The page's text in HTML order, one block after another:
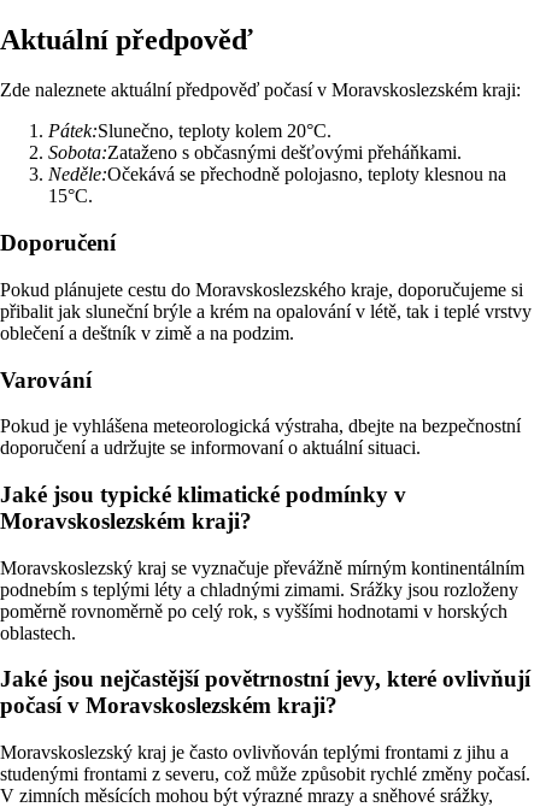
Aktuální předpověď
Zde naleznete aktuální předpověď počasí v Moravskoslezském kraji:
Pátek:Slunečno, teploty kolem 20°C.
Sobota:Zataženo s občasnými dešťovými přeháňkami.
Neděle:Očekává se přechodně polojasno, teploty klesnou na
15°C.
Doporučení
Pokud plánujete cestu do Moravskoslezského kraje, doporučujeme si
přibalit jak sluneční brýle a krém na opalování v létě, tak i teplé vrstvy
oblečení a deštník v zimě a na podzim.
Varování
Pokud je vyhlášena meteorologická výstraha, dbejte na bezpečnostní
doporučení a udržujte se informovaní o aktuální situaci.
Jaké jsou typické klimatické podmínky v
Moravskoslezském kraji?
Moravskoslezský kraj se vyznačuje převážně mírným kontinentálním
podnebím s teplými léty a chladnými zimami. Srážky jsou rozloženy
poměrně rovnoměrně po celý rok, s vyššími hodnotami v horských
oblastech.
Jaké jsou nejčastější povětrnostní jevy, které ovlivňují
počasí v Moravskoslezském kraji?
Moravskoslezský kraj je často ovlivňován teplými frontami z jihu a
studenými frontami z severu, což může způsobit rychlé změny počasí.
V zimních měsících mohou být výrazné mrazy a sněhové srážky,